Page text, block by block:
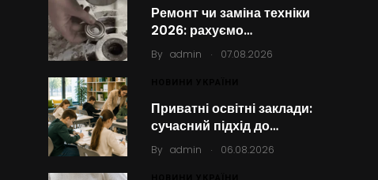
Ремонт чи заміна техніки
2026: рахуємо…
By admin . 07.08.2026
Приватні освітні заклади:
сучасний підхід до…
By admin . 06.08.2026